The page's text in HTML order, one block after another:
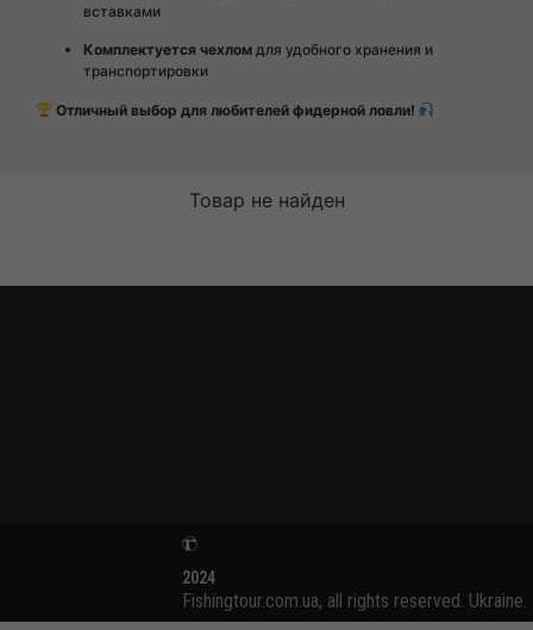
вставками
Комплектуется чехлом для удобного хранения и
транспортировки
Отличный выбор для любителей фидерной ловли!
Товар не найден
2024
Fishingtour.com.ua, all rights reserved. Ukraine.